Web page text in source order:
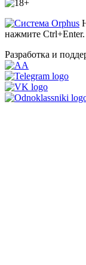
нажмите Ctrl+Enter.
Разработка и